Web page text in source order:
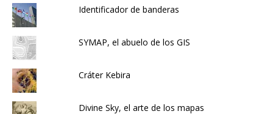
Identificador de banderas
SYMAP, el abuelo de los GIS
Cráter Kebira
Divine Sky, el arte de los mapas